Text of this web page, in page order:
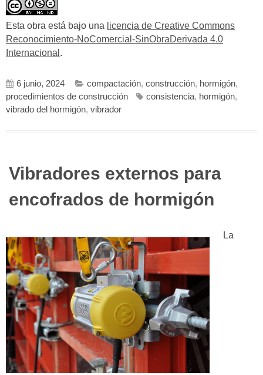
Esta obra está bajo una licencia de Creative Commons
Reconocimiento-NoComercial-SinObraDerivada 4.0
Internacional .
6 junio, 2024 compactación, construcción, hormigón,
procedimientos de construcción
consistencia, hormigón,
vibrado del hormigón, vibrador
Vibradores externos para
encofrados de hormigón
La